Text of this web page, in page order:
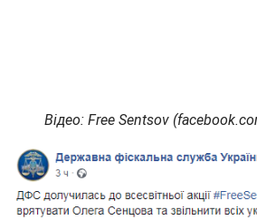
Відео: Free Sentsov